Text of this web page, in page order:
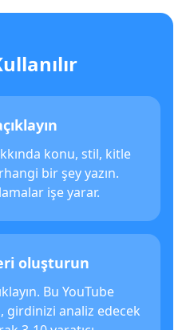
konu, stil, kitle
bir şey yazın.
işe yarar.
oluşturun
Bu YouTube
girdinizi analiz edecek